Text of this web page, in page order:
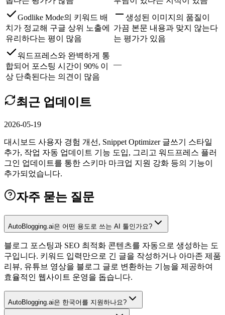
Godlike Mode의 키워드 배
치가 정교해 구글 상위 노출에
유리하다는 평이 많음
생성된 이미지의 품질이
가끔 본문 내용과 맞지 않는다
는 평가가 있음
워드프레스와 완벽하게 통
합되어 포스팅 시간이 90% 이
상 단축된다는 의견이 많음
—
최근 업데이트
2026-05-19
대시보드 사용자 경험 개선, Snippet Optimizer 글쓰기 스타일
추가, 작업 자동 업데이트 기능 도입, 그리고 워드프레스 플러
그인 업데이트를 통한 스키마 마크업 지원 강화 등의 기능이
추가되었습니다.
자주 묻는 질문
AutoBlogging.ai은 어떤 용도로 쓰는 AI 툴인가요?
블로그 포스팅과 SEO 최적화 콘텐츠를 자동으로 생성하는 도
구입니다. 키워드 입력만으로 긴 글을 작성하거나 아마존 제품
리뷰, 유튜브 영상을 블로그 글로 변환하는 기능을 제공하여
효율적인 웹사이트 운영을 돕습니다.
AutoBlogging.ai은 한국어를 지원하나요?